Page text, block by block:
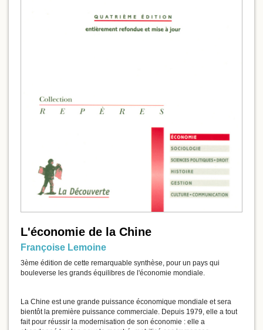
L'économie de la Chine
Françoise Lemoine
3ème édition de cette remarquable synthèse, pour un pays qui
bouleverse les grands équilibres de l'économie mondiale.
La Chine est une grande puissance économique mondiale et sera
bientôt la première puissance commerciale. Depuis 1979, elle a tout
fait pour réussir la modernisation de son économie : elle a